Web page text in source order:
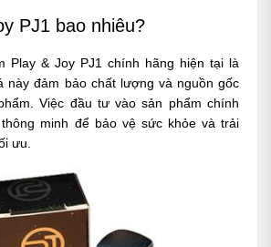
PJ1 bao nhiêu?
Play & Joy PJ1 chính hãng hiện tại là
này đảm bảo chất lượng và nguồn gốc
Việc đầu tư vào sản phẩm chính
minh để bảo vệ sức khỏe và trải
ưu.